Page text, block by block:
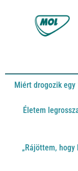
Miért drogozik egy
Életem
„Rájöttem,